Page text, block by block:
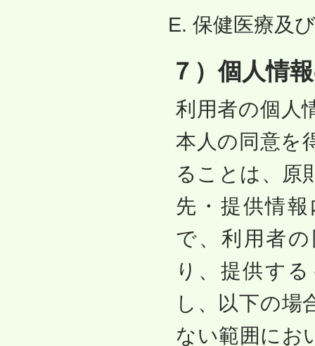
保健医療及
７）個人情
利用者の個人
本人の同意を
ることは、原
先・提供情
で、利用者
り、提供す
し、以下の場
ない範囲にお